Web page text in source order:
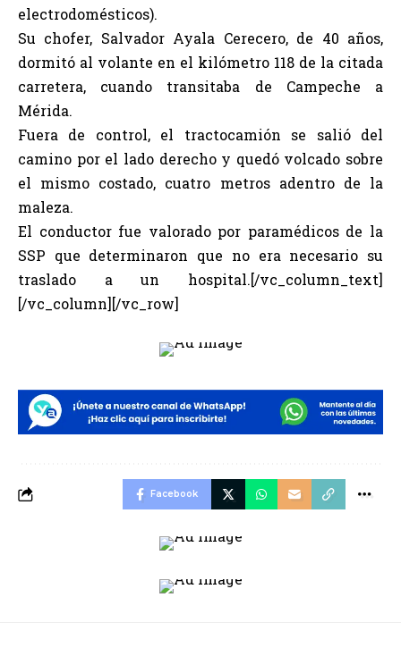
electrodomésticos).
Su chofer, Salvador Ayala Cerecero, de 40 años,
dormitó al volante en el kilómetro 118 de la citada
carretera, cuando transitaba de Campeche a
Mérida.
Fuera de control, el tractocamión se salió del
camino por el lado derecho y quedó volcado sobre
el mismo costado, cuatro metros adentro de la
maleza.
El conductor fue valorado por paramédicos de la
SSP que determinaron que no era necesario su
traslado a un hospital.[/vc_column_text]
[/vc_column][/vc_row]
Facebook